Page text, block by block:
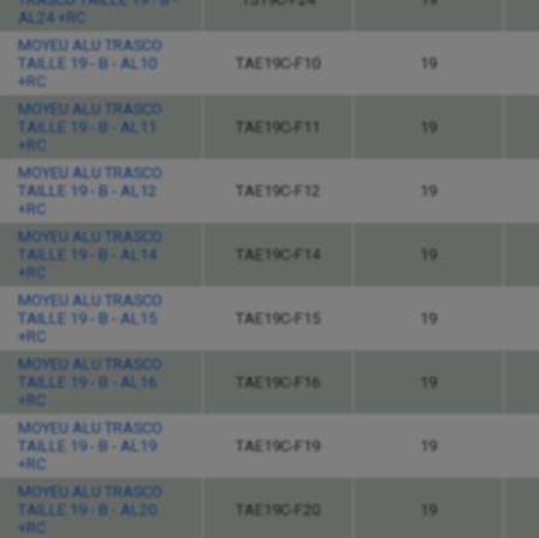
AL24 +RC
MOYEU ALU TRASCO
TAILLE 19 - B - AL10
+RC
TAE19C-F10 19
MOYEU ALU TRASCO
TAILLE 19 - B - AL11
+RC
TAE19C-F11 19
MOYEU ALU TRASCO
TAILLE 19 - B - AL12
+RC
TAE19C-F12 19
MOYEU ALU TRASCO
TAILLE 19 - B - AL14
+RC
TAE19C-F14 19
MOYEU ALU TRASCO
TAILLE 19 - B - AL15
+RC
TAE19C-F15 19
MOYEU ALU TRASCO
TAILLE 19 - B - AL16
+RC
TAE19C-F16 19
MOYEU ALU TRASCO
TAILLE 19 - B - AL19
+RC
TAE19C-F19 19
MOYEU ALU TRASCO
TAILLE 19 - B - AL20
+RC
TAE19C-F20 19